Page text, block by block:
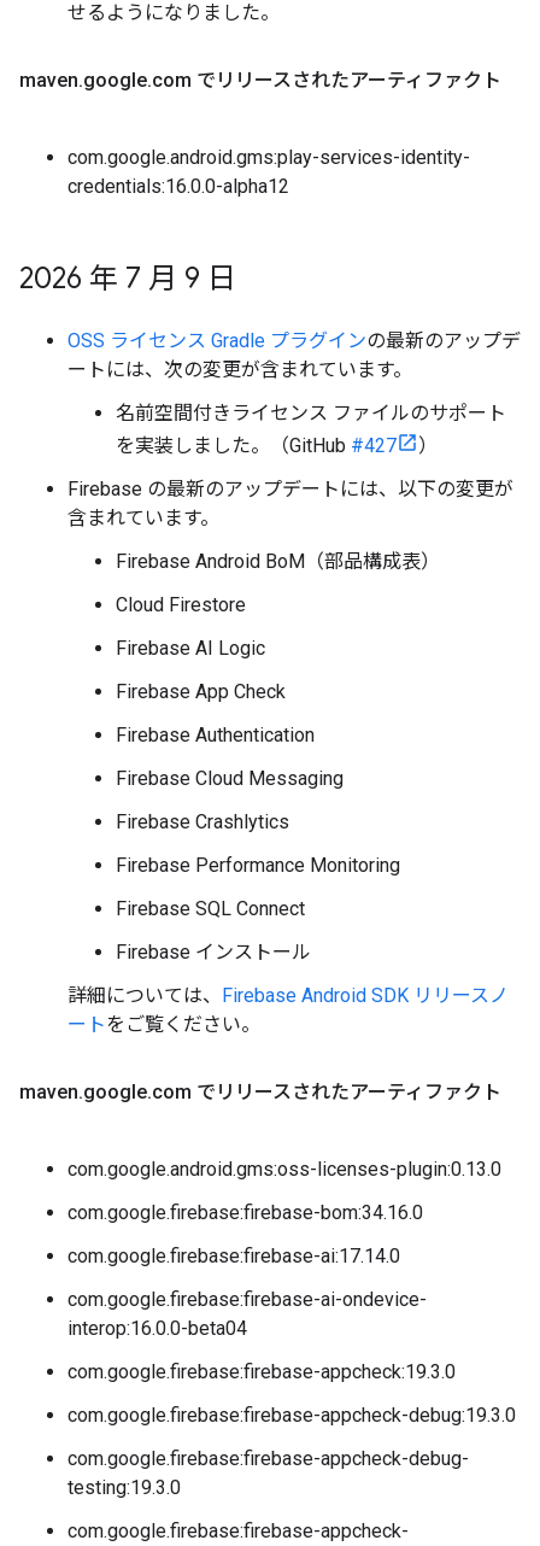
せるようになりました。
maven.google.com でリリースされたアーティファクト
com.google.android.gms:play-services-identity-
credentials:16.0.0-alpha12
2026 年 7 月 9 日
OSS ライセンス Gradle プラグインの最新のアップデ
ートには、次の変更が含まれています。
名前空間付きライセンス ファイルのサポート
を実装しました。（GitHub #427
）
Firebase の最新のアップデートには、以下の変更が
含まれています。
Firebase Android BoM（部品構成表）
Cloud Firestore
Firebase AI Logic
Firebase App Check
Firebase Authentication
Firebase Cloud Messaging
Firebase Crashlytics
Firebase Performance Monitoring
Firebase SQL Connect
Firebase インストール
詳細については、 Firebase Android SDK リリースノ
ートをご覧ください。
maven.google.com でリリースされたアーティファクト
com.google.android.gms:oss-licenses-plugin:0.13.0
com.google.firebase:firebase-bom:34.16.0
com.google.firebase:firebase-ai:17.14.0
com.google.firebase:firebase-ai-ondevice-
interop:16.0.0-beta04
com.google.firebase:firebase-appcheck:19.3.0
com.google.firebase:firebase-appcheck-debug:19.3.0
com.google.firebase:firebase-appcheck-debug-
testing:19.3.0
com.google.firebase:firebase-appcheck-